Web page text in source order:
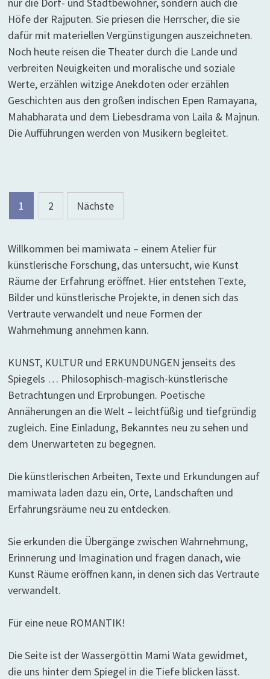
Höfe der Rajputen. Sie priesen die Herrscher, die sie
dafür mit materiellen Vergünstigungen auszeichneten.
Noch heute reisen die Theater durch die Lande und
verbreiten Neuigkeiten und moralische und soziale
Werte, erzählen witzige Anekdoten oder erzählen
Geschichten aus den großen indischen Epen Ramayana,
Mahabharata und dem Liebesdrama von Laila & Majnun.
Die Aufführungen werden von Musikern begleitet.
Seitennummerierung
der
Beiträge
1 2 Nächste
Willkommen bei mamiwata – einem Atelier für
künstlerische Forschung, das untersucht, wie Kunst
Räume der Erfahrung eröffnet. Hier entstehen Texte,
Bilder und künstlerische Projekte, in denen sich das
Vertraute verwandelt und neue Formen der
Wahrnehmung annehmen kann.
KUNST, KULTUR und ERKUNDUNGEN jenseits des
Spiegels … Philosophisch-magisch-künstlerische
Betrachtungen und Erprobungen. Poetische
Annäherungen an die Welt – leichtfüßig und tiefgründig
zugleich. Eine Einladung, Bekanntes neu zu sehen und
dem Unerwarteten zu begegnen.
Die künstlerischen Arbeiten, Texte und Erkundungen auf
mamiwata laden dazu ein, Orte, Landschaften und
Erfahrungsräume neu zu entdecken.
Sie erkunden die Übergänge zwischen Wahrnehmung,
Erinnerung und Imagination und fragen danach, wie
Kunst Räume eröffnen kann, in denen sich das Vertraute
verwandelt.
Für eine neue ROMANTIK!
Die Seite ist der Wassergöttin Mami Wata gewidmet,
die uns hinter dem Spiegel in die Tiefe blicken lässt.